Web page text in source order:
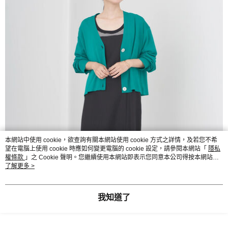
本網站中使用 cookie，欲查詢有關本網站使用 cookie 方式之詳情，及若您不希
望在電腦上使用 cookie 時應如何變更電腦的 cookie 設定，請參閱本網站「 隱私
權條款 」之 Cookie 聲明。您繼續使用本網站即表示您同意本公司得按本網站使
用條款之 Cookie 聲明使用 cookie。
了解更多 >
我知道了